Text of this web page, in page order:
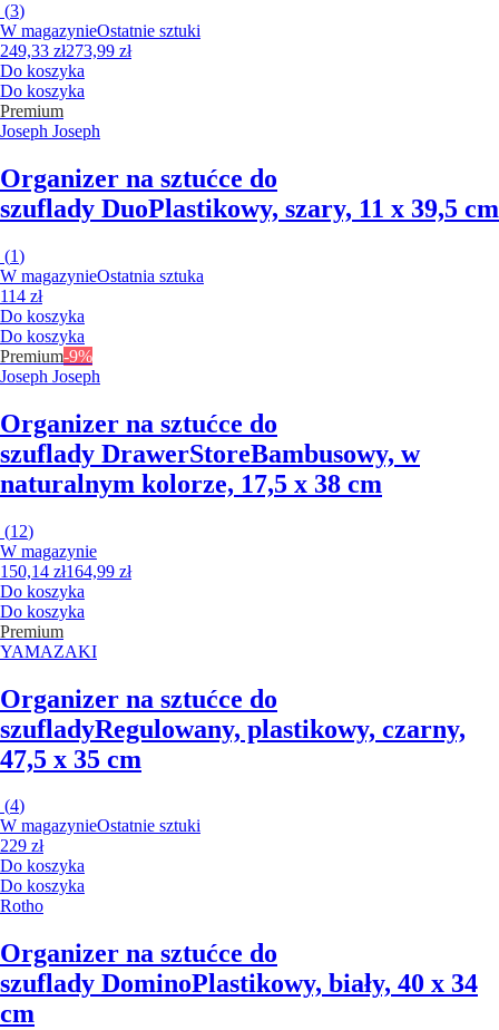
(3)
W magazynieOstatnie sztuki
249,33 zł273,99 zł
Do koszyka
Do koszyka
Premium
Joseph Joseph
Organizer na sztućce do
szuflady DuoPlastikowy, szary, 11 x 39,5 cm
(1)
W magazynieOstatnia sztuka
114 zł
Do koszyka
Do koszyka
Premium-9%
Joseph Joseph
Organizer na sztućce do
szuflady DrawerStoreBambusowy, w
naturalnym kolorze, 17,5 x 38 cm
(12)
W magazynie
150,14 zł164,99 zł
Do koszyka
Do koszyka
Premium
YAMAZAKI
Organizer na sztućce do
szufladyRegulowany, plastikowy, czarny,
47,5 x 35 cm
(4)
W magazynieOstatnie sztuki
229 zł
Do koszyka
Do koszyka
Rotho
Organizer na sztućce do
szuflady DominoPlastikowy, biały, 40 x 34
cm